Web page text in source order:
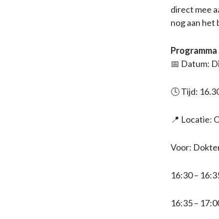
direct mee
nog aan het
Programma
📅 Datum:
🕓 Tijd:
📍 Locatie:
Voor:
16:30 –
16:35 –